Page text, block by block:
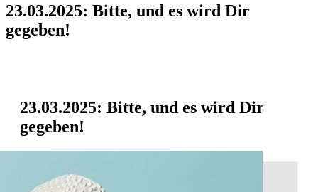
23.03.2025: Bitte, und es wird Dir
gegeben!
23.03.2025: Bitte, und es wird Dir
gegeben!